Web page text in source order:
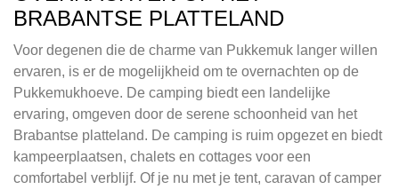
BRABANTSE PLATTELAND
Voor degenen die de charme van Pukkemuk langer willen
ervaren, is er de mogelijkheid om te overnachten op de
Pukkemukhoeve. De camping biedt een landelijke
ervaring, omgeven door de serene schoonheid van het
Brabantse platteland. De camping is ruim opgezet en biedt
kampeerplaatsen, chalets en cottages voor een
comfortabel verblijf. Of je nu met je tent, caravan of camper